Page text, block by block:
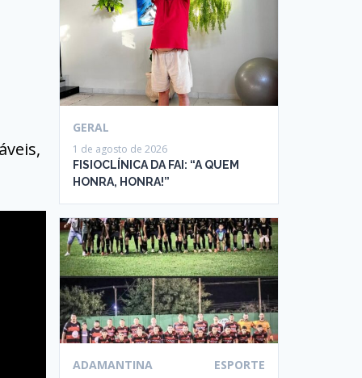
GERAL
1 de agosto de 2026
FISIOCLÍNICA DA FAI: “A QUEM
HONRA, HONRA!”
ADAMANTINA ESPORTE